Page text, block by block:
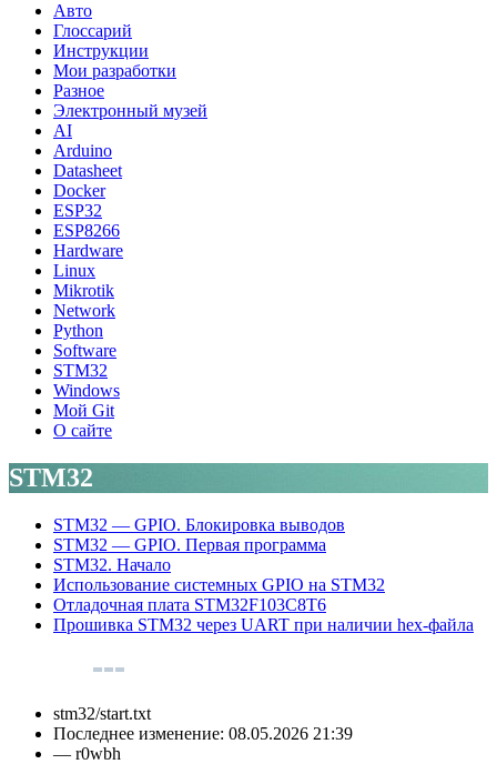
Авто
Глоссарий
Инструкции
Мои разработки
Разное
Электронный музей
AI
Arduino
Datasheet
Docker
ESP32
ESP8266
Hardware
Linux
Mikrotik
Network
Python
Software
STM32
Windows
Мой Git
О сайте
STM32
STM32 — GPIO. Блокировка выводов
STM32 — GPIO. Первая программа
STM32. Начало
Использование системных GPIO на STM32
Отладочная плата STM32F103C8T6
Прошивка STM32 через UART при наличии hex-файла
stm32/start.txt
Последнее изменение: 08.05.2026 21:39
— r0wbh